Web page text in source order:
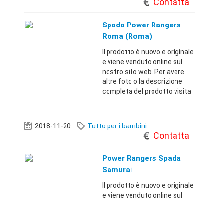
Contatta
Spada Power Rangers -
Roma (Roma)
Il prodotto è nuovo e originale
e viene venduto online sul
nostro sito web. Per avere
altre foto o la descrizione
completa del prodotto visita
(Roma)+3967911351 33 €
2018-11-20 Tutto per i bambini
Contatta
Power Rangers Spada
Samurai
Il prodotto è nuovo e originale
e viene venduto online sul